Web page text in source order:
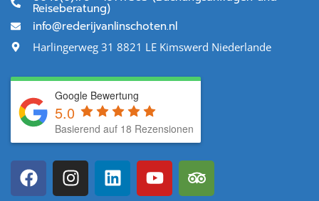
Reiseberatung)
info@rederijvanlinschoten.nl
Harlingerweg 31 8821 LE Kimswerd Niederlande
Google Bewertung
5.0
Basierend auf 18 Rezensionen